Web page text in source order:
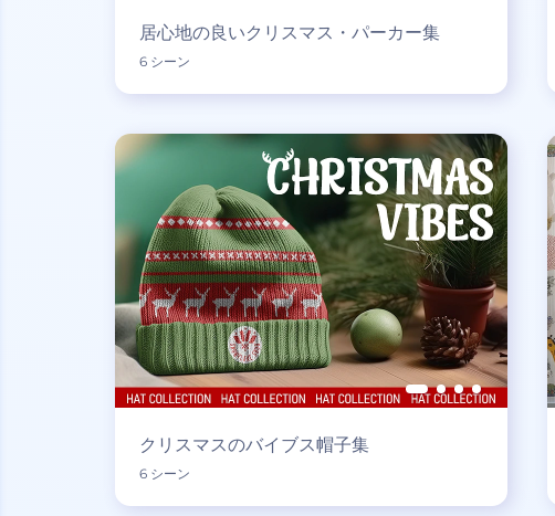
居心地の良いクリスマス・パーカー集
6 シーン
クリスマスのバイブス帽子集
6 シーン